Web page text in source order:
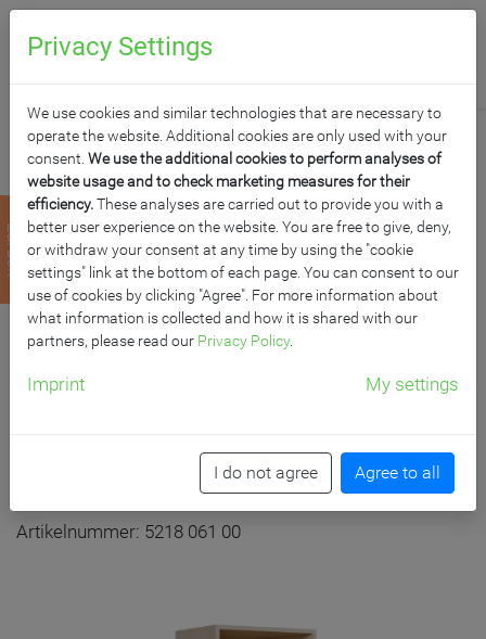
zurück KORPUS-REGAL MIT
MATERIALKÄSTEN
UND OFFENEN
FÄCHERN
(ohne Sichtfenster), oben Regal mit 3 Fächern
Artikelnummer: 5218 061 00
Privacy Settings
We use cookies and similar technologies that are necessary to
operate the website. Additional cookies are only used with your
consent. We use the additional cookies to perform analyses of
website usage and to check marketing measures for their
efficiency.These analyses are carried out to provide you with a
better user experience on the website. You are free to give, deny,
or withdraw your consent at any time by using the "cookie
settings" link at the bottom of each page. You can consent to our
use of cookies by clicking "Agree". For more information about
what information is collected and how it is shared with our
partners, please read our Privacy Policy.
Imprint My settings
I do not agree Agree to all